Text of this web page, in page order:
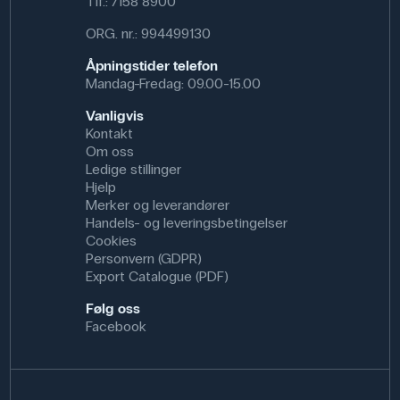
ORG. nr.: 994499130
Åpningstider telefon
Mandag-Fredag: 09.00-15.00
Vanligvis
Kontakt
Om oss
Ledige stillinger
Hjelp
Merker og leverandører
Handels- og leveringsbetingelser
Cookies
Personvern (GDPR)
Export Catalogue (PDF)
Følg oss
Facebook